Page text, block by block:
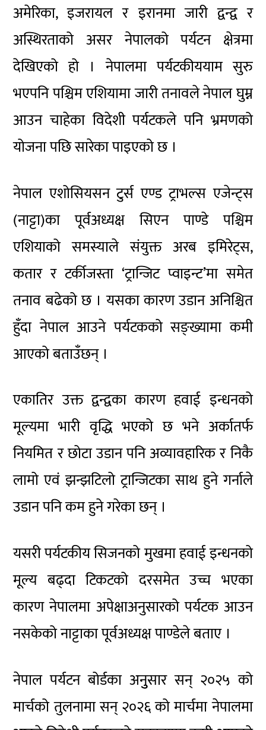
अमेरिका, इजरायल र इरानमा जारी द्वन्द्व र
अस्थिरताको असर नेपालको पर्यटन क्षेत्रमा
देखिएको हो । नेपालमा पर्यटकीययाम सुरु
भएपनि पश्चिम एशियामा जारी तनावले नेपाल घुम्न
आउन चाहेका विदेशी पर्यटकले पनि भ्रमणको
योजना पछि सारेका पाइएको छ ।
नेपाल एशोसियसन टुर्स एण्ड ट्राभल्स एजेन्ट्स
(नाट्टा)का पूर्वअध्यक्ष सिएन पाण्डे पश्चिम
एशियाको समस्याले संयुक्त अरब इमिरेट्स,
कतार र टर्कीजस्ता ‘ट्रान्जिट प्वाइन्ट’मा समेत
तनाव बढेको छ । यसका कारण उडान अनिश्चित
हुँदा नेपाल आउने पर्यटकको सङ्ख्यामा कमी
आएको बताउँछन् ।
एकातिर उक्त द्वन्द्वका कारण हवाई इन्धनको
मूल्यमा भारी वृद्धि भएको छ भने अर्कातर्फ
नियमित र छोटा उडान पनि अव्यावहारिक र निकै
लामो एवं झन्झटिलो ट्रान्जिटका साथ हुने गर्नाले
उडान पनि कम हुने गरेका छन् ।
यसरी पर्यटकीय सिजनको मुखमा हवाई इन्धनको
मूल्य बढ्दा टिकटको दरसमेत उच्च भएका
कारण नेपालमा अपेक्षाअनुसारको पर्यटक आउन
नसकेको नाट्टाका पूर्वअध्यक्ष पाण्डेले बताए ।
नेपाल पर्यटन बोर्डका अनुुसार सन् २०२५ को
मार्चको तुलनामा सन् २०२६ को मार्चमा नेपालमा